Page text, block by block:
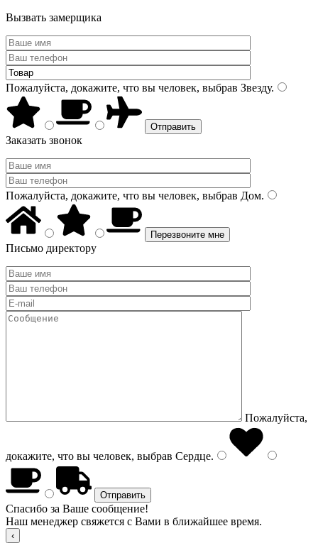
Вызвать замерщика
Пожалуйста, докажите, что вы человек, выбрав Звезду.
Заказать звонок
Пожалуйста, докажите, что вы человек, выбрав Дом.
Письмо директору
Пожалуйста,
докажите, что вы человек, выбрав Сердце.
Спасибо за Ваше сообщение!
Наш менеджер свяжется с Вами в ближайшее время.